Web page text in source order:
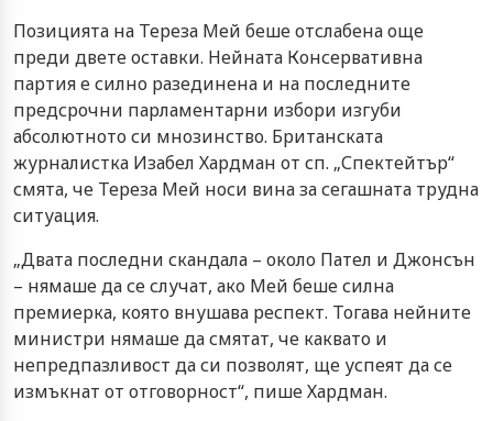
Позицията на Тереза Мей беше отслабена още
преди двете оставки. Нейната Консервативна
партия е силно разединена и на последните
предсрочни парламентарни избори изгуби
абсолютното си мнозинство. Британската
журналистка Изабел Хардман от сп. „Спектейтър“
смята, че Тереза Мей носи вина за сегашната трудна
ситуация.
„Двата последни скандала – около Пател и Джонсън
– нямаше да се случат, ако Мей беше силна
премиерка, която внушава респект. Тогава нейните
министри нямаше да смятат, че каквато и
непредпазливост да си позволят, ще успеят да се
измъкнат от отговорност“, пише Хардман.